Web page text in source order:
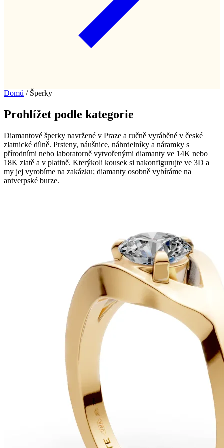
Domů / Šperky
Prohlížet podle kategorie
Diamantové šperky navržené v Praze a ručně vyráběné v české
zlatnické dílně. Prsteny, náušnice, náhrdelníky a náramky s
přírodními nebo laboratorně vytvořenými diamanty ve 14K nebo
18K zlatě a v platině. Kterýkoli kousek si nakonfigurujte ve 3D a
my jej vyrobíme na zakázku; diamanty osobně vybíráme na
antverpské burze.